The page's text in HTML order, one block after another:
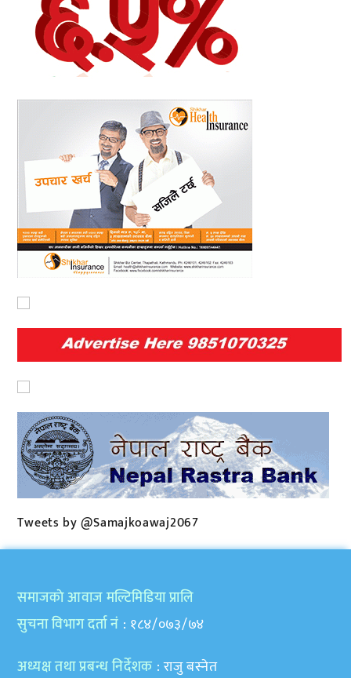
Tweets by @Samajkoawaj2067
समाजकाे आवाज मल्टिमिडिया प्रालि
सुचना विभाग दर्ता नं : १८४/०७३/७४
अध्यक्ष तथा प्रबन्ध निर्देशक : राजु बस्नेत